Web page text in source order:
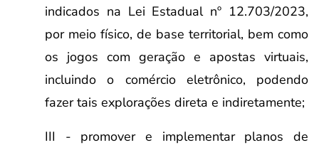
indicados na Lei Estadual nº 12.703/2023,
por meio físico, de base territorial, bem como
os jogos com geração e apostas virtuais,
incluindo o comércio eletrônico, podendo
fazer tais explorações direta e indiretamente;
III - promover e implementar planos de